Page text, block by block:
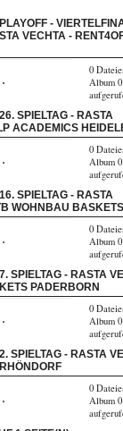
-
VECHTA -
0
Album
SPIELTAG - RASTA
ACADEMICS
0
Album
SPIELTAG - RASTA
WOHNBAU
0
Album
SPIELTAG - RASTA
PADERBORN
0
Album
SPIELTAG - RASTA
0
Album